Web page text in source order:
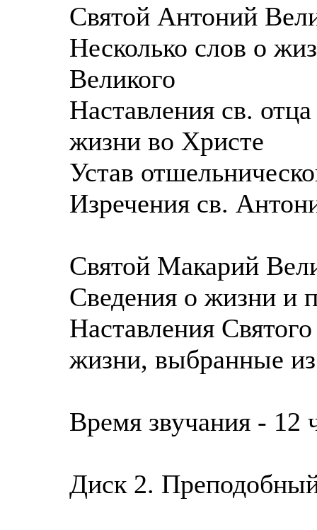
Святой Антоний
Несколько слов о
Великого
Наставления св.
жизни во Христе
Устав
Изречения св.
Святой Макарий
Сведения о жизни и
Наставления
жизни, выбранные из
Время звучания - 12
Диск 2.